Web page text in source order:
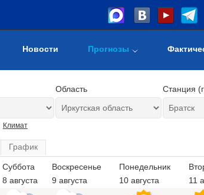
Новости Прогнозы
Область Станция
Климат
График
Суббота
8 августа
Воскресенье
9 августа
Понедельник
10 августа
11